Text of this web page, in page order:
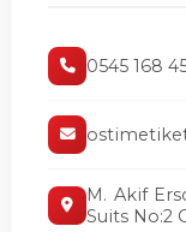
0545 168
M. Akif
Suits No:2